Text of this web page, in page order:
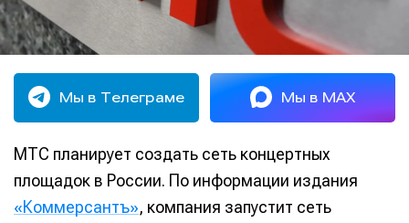
Мы в Телеграме Мы в MAX
МТС планирует создать сеть концертных
площадок в России. По информации издания
«Коммерсантъ», компания запустит сеть